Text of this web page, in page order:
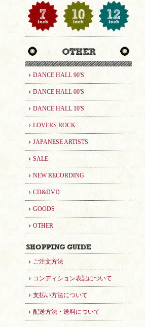
DANCE HALL 90'S
DANCE HALL 00'S
DANCE HALL 10'S
LOVERS ROCK
JAPANESE ARTISTS
SALE
NEW RECORDING
CD&DVD
GOODS
OTHER
ご注文方法
コンディション表記について
支払い方法について
配送方法・送料について